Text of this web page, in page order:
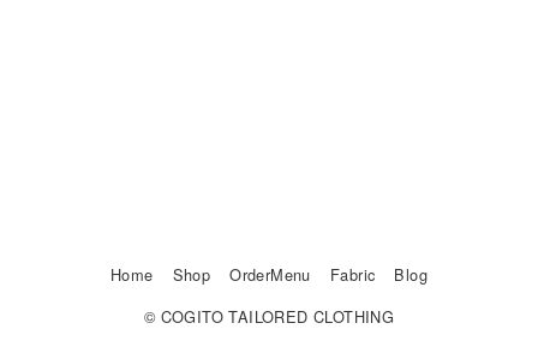
Home Shop OrderMenu Fabric
Blog
© COGITO TAILORED CLOTHING